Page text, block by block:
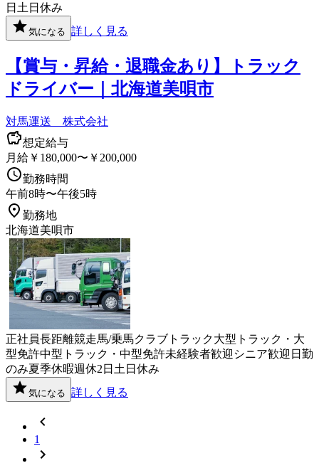
日 土日休み
気になる 詳しく見る
【賞与・昇給・退職金あり】トラック
ドライバー｜北海道美唄市
対馬運送 株式会社
想定給与
月給￥180,000〜￥200,000
勤務時間
午前8時〜午後5時
勤務地
北海道美唄市
正社員長距離競走馬/乗馬クラブ トラック大型トラック・大
型免許中型トラック・中型免許未経験者歓迎 シニア歓迎 日勤
のみ夏季休暇週休2日 土日休み
気になる 詳しく見る
1